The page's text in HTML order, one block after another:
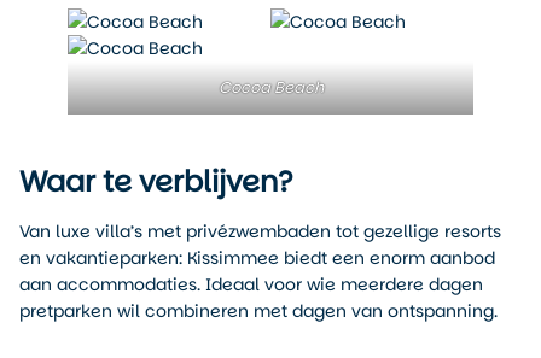
Cocoa Beach
Waar te verblijven?
Van luxe villa’s met privézwembaden tot gezellige resorts
en vakantieparken: Kissimmee biedt een enorm aanbod
aan accommodaties. Ideaal voor wie meerdere dagen
pretparken wil combineren met dagen van ontspanning.